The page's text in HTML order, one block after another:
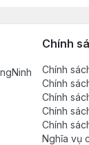
Chính
Chính
Chính
Chính
Chính
Chính
Nghĩa vụ